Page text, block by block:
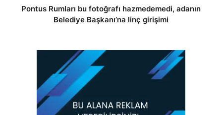
Pontus Rumları bu fotoğrafı hazmedemedi, adanın
Belediye Başkanı’na linç girişimi